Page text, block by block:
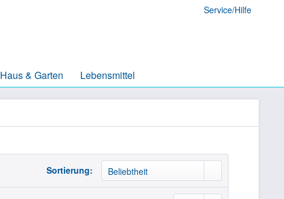
Service/Hilfe
Haus & Garten Lebensmittel
Sortierung: